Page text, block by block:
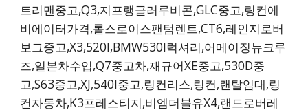
트리맨중고,Q3,지프랭글러루비콘,GLC중고,링컨에
비에이터가격,롤스로이스팬텀렌트,CT6,레인지로버
보그중고,X3,520I,BMW530I럭셔리,어메이징뉴크루
즈,일본차수입,Q7중고차,재규어XE중고,530D중
고,S63중고,XJ,540I중고,링컨리스,링컨,랜탈임대,링
컨자동차,K3프레스티지,비엠더블유X4,랜드로버레